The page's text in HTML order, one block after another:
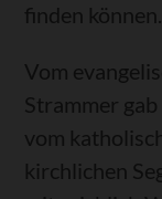
finden können.
Vom
Strammer
vom
kirchlichen